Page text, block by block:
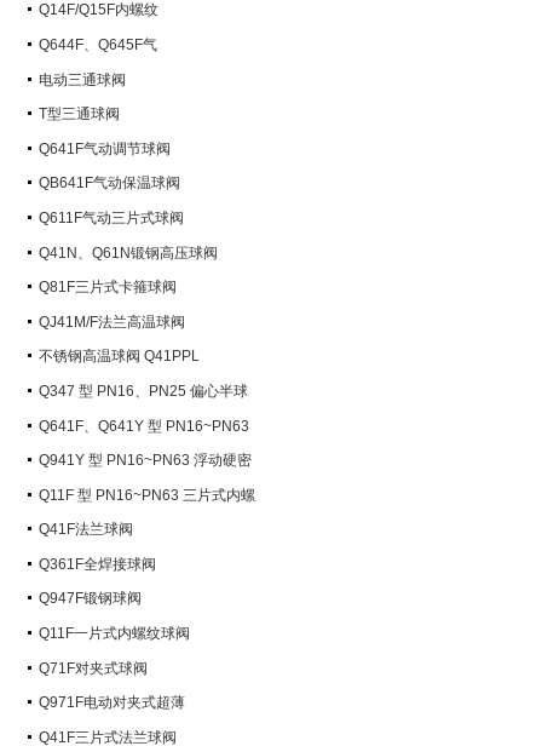
Q14F/Q15F内螺纹
Q644F、Q645F气
电动三通球阀
T型三通球阀
Q641F气动调节球阀
QB641F气动保温球阀
Q611F气动三片式球阀
Q41N、Q61N锻钢高压球阀
Q81F三片式卡箍球阀
QJ41M/F法兰高温球阀
不锈钢高温球阀 Q41PPL
Q347 型 PN16、PN25 偏心半球
阀Q641F、Q641Y 型 PN16~PN63
气动球阀
Q941Y 型 PN16~PN63 浮动硬密
封电动球阀
Q11F 型 PN16~PN63 三片式内螺
纹球阀
Q41F法兰球阀
Q361F全焊接球阀
Q947F锻钢球阀
Q11F一片式内螺纹球阀
Q71F对夹式球阀
Q971F电动对夹式超薄
Q41F三片式法兰球阀